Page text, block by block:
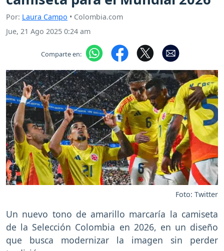
Por: Laura Campo • Colombia.com
Jue, 21 Ago 2025 0:24 am
Comparte en:
Foto: Twitter
Un nuevo tono de amarillo marcaría la camiseta
de la Selección Colombia en 2026, en un diseño
que busca modernizar la imagen sin perder